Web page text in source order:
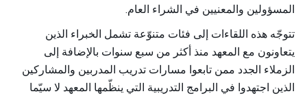
المسؤولين والمعنيين في الشراء العام.
تتوجّه هذه اللقاءات إلى فئات متنوّعة تشمل الخبراء الذين
يتعاونون مع المعهد منذ أكثر من سبع سنوات بالإضافة إلى
الزملاء الجدد ممن تابعوا مسارات تدريب المدربين والمشاركين
الذين اجتهدوا في البرامج التدريبية التي ينظّمها المعهد لا سيّما